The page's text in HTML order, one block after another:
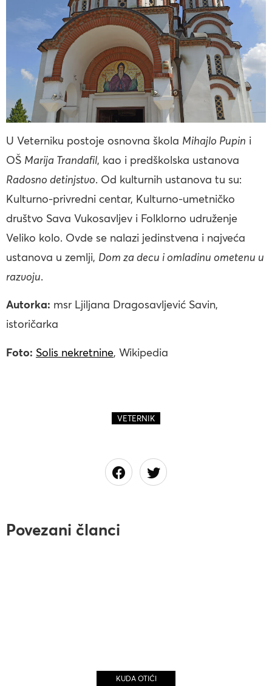
U Veterniku postoje osnovna škola Mihajlo Pupin i
OŠ Marija Trandafil, kao i predškolska ustanova
Radosno detinjstvo. Od kulturnih ustanova tu su:
Kulturno-privredni centar, Kulturno-umetničko
društvo Sava Vukosavljev i Folklorno udruženje
Veliko kolo. Ovde se nalazi jedinstvena i najveća
ustanova u zemlji, Dom za decu i omladinu ometenu u
razvoju.
Autorka: msr Ljiljana Dragosavljević Savin,
istoričarka
Foto: Solis nekretnine, Wikipedia
VETERNIK
Povezani članci
KUDA OTIĆI